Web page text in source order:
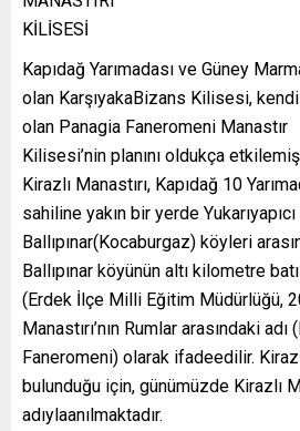
KİLİSESİ
Kapıdağ Yarımadası ve Güney
olan KarşıyakaBizans Kilisesi,
olan Panagia Faneromeni Manastır
Kilisesi’nin planını oldukça etkilemiş
Kirazlı Manastırı, Kapıdağ 10
sahiline yakın bir yerde
Ballıpınar(Kocaburgaz) köyleri
Ballıpınar köyünün altı kilometre
(Erdek İlçe Milli Eğitim Müdürlüğü,
Manastırı’nın Rumlar arasındaki
Faneromeni) olarak ifadeedilir.
bulunduğu için, günümüzde Kirazlı
adıylaanılmaktadır.